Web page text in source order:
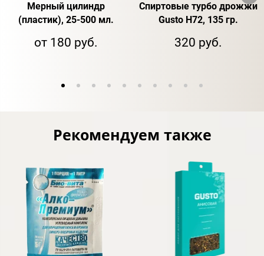
Мерный цилиндр
(пластик), 25-500 мл.
от 180 руб.
Спиртовые турбо дрожжи
Gusto H72, 135 гр.
320 руб.
Рекомендуем также